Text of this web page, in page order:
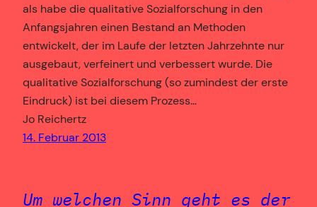
als habe die qualitative Sozialforschung in den
Anfangsjahren einen Bestand an Methoden
entwickelt, der im Laufe der letzten Jahrzehnte nur
ausgebaut, verfeinert und verbessert wurde. Die
qualitative Sozialforschung (so zumindest der erste
Eindruck) ist bei diesem Prozess…
Jo Reichertz
14. Februar 2013
Um welchen Sinn geht es der